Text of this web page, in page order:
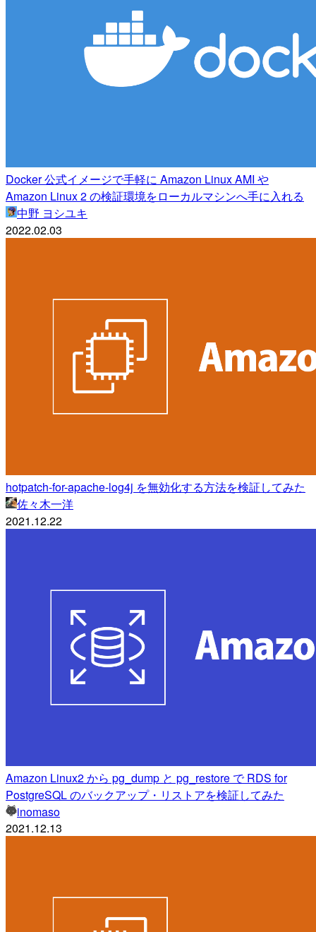
Docker 公式イメージで手軽に Amazon Linux AMI や
Amazon Linux 2 の検証環境をローカルマシンへ手に入れる
中野 ヨシユキ
2022.02.03
hotpatch-for-apache-log4j を無効化する方法を検証してみた
佐々木一洋
2021.12.22
Amazon Linux2 から pg_dump と pg_restore で RDS for
PostgreSQL のバックアップ・リストアを検証してみた
inomaso
2021.12.13